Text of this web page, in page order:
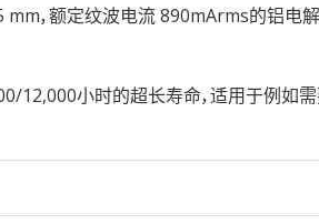
，额定纹波电流 890mArms的铝电
12,000小时的超长寿命，适用于例如